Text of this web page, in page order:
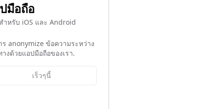
มือถือ
ำหรับ iOS และ Android
ร anonymize ข้อความระหว่าง
างด้วยแอปมือถือของเรา.
เร็วๆนี้